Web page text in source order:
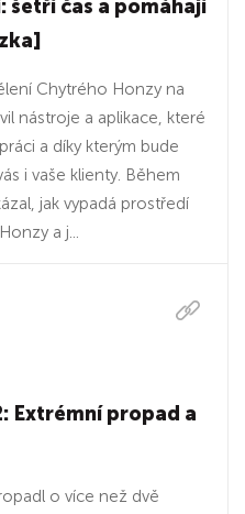
šetří čas a pomáhají
Chytrého Honzy na
nástroje a aplikace, které
a díky kterým bude
i vaše klienty. Během
jak vypadá prostředí
a j...
Extrémní propad a
o více než dvě